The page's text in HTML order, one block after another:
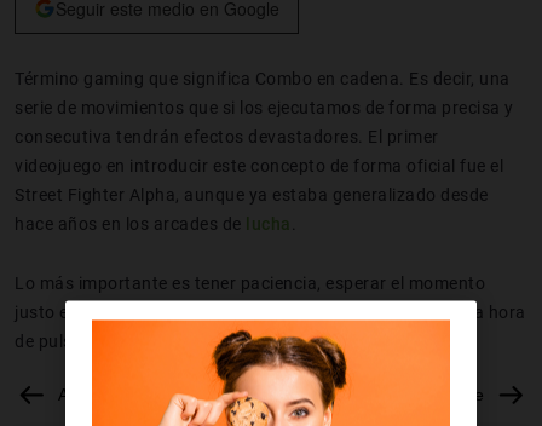
Seguir este medio en Google
Término gaming que significa Combo en cadena. Es decir, una
serie de movimientos que si los ejecutamos de forma precisa y
consecutiva tendrán efectos devastadores. El primer
videojuego en introducir este concepto de forma oficial fue el
Street Fighter Alpha, aunque ya estaba generalizado desde
hace años en los arcades de
lucha
Lo más importante es tener paciencia, esperar el momento
justo en el que el rival baje la guardia y cuidar el timing a la hora
de pulsar los botones.
Anterior Siguiente